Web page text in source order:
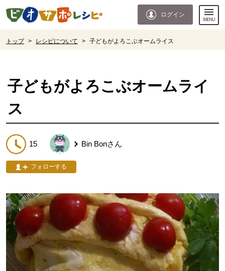
ページの先頭です。
ログイン
トップ > レシピについて > 子どもがよろこぶオームライス
子どもがよろこぶオームライ
ス
15 Bin Bonさん
フォローする